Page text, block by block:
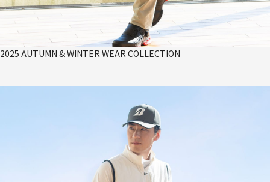
2025 AUTUMN & WINTER WEAR COLLECTION